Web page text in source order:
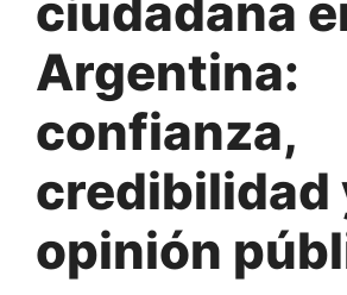
ciudadana
Argentina:
confianza,
credibilidad
opinión